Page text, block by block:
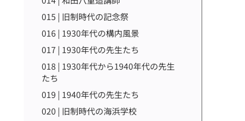
015 | 旧制時代の記念祭
016 | 1930年代の構内風景
017 | 1930年代の先生たち
018 | 1930年代から1940年代の先生
たち
019 | 1940年代の先生たち
020 | 旧制時代の海浜学校